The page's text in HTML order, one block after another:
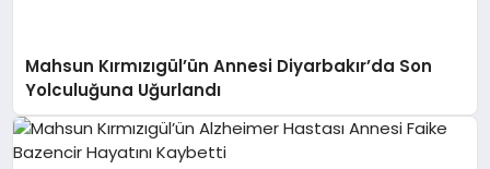
Mahsun Kırmızıgül’ün Annesi Diyarbakır’da Son
Yolculuğuna Uğurlandı